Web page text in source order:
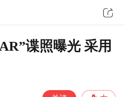
谍照曝光 采用